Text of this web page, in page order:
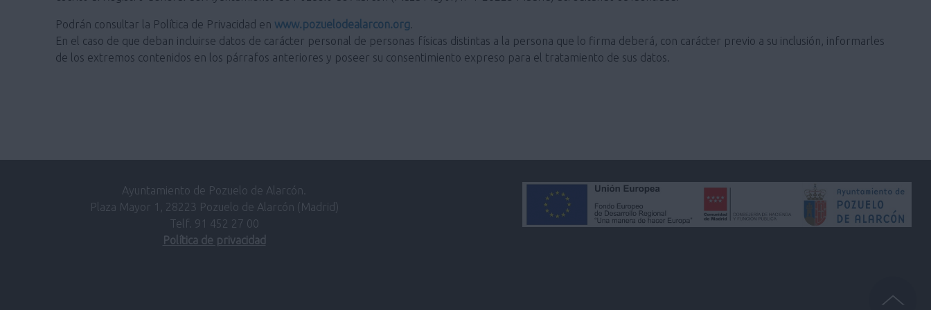
Podrán consultar la Política de Privacidad en www.pozuelodealarcon.org.
En el caso de que deban incluirse datos de carácter personal de personas físicas distintas a la persona que lo firma deberá, con carácter previo a su inclusión, informarles
de los extremos contenidos en los párrafos anteriores y poseer su consentimiento expreso para el tratamiento de sus datos.
Ayuntamiento de Pozuelo de Alarcón.
Plaza Mayor 1, 28223 Pozuelo de Alarcón (Madrid)
Telf. 91 452 27 00
Política de privacidad